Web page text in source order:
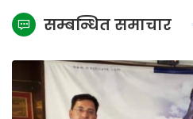
सम्बन्धित समाचार